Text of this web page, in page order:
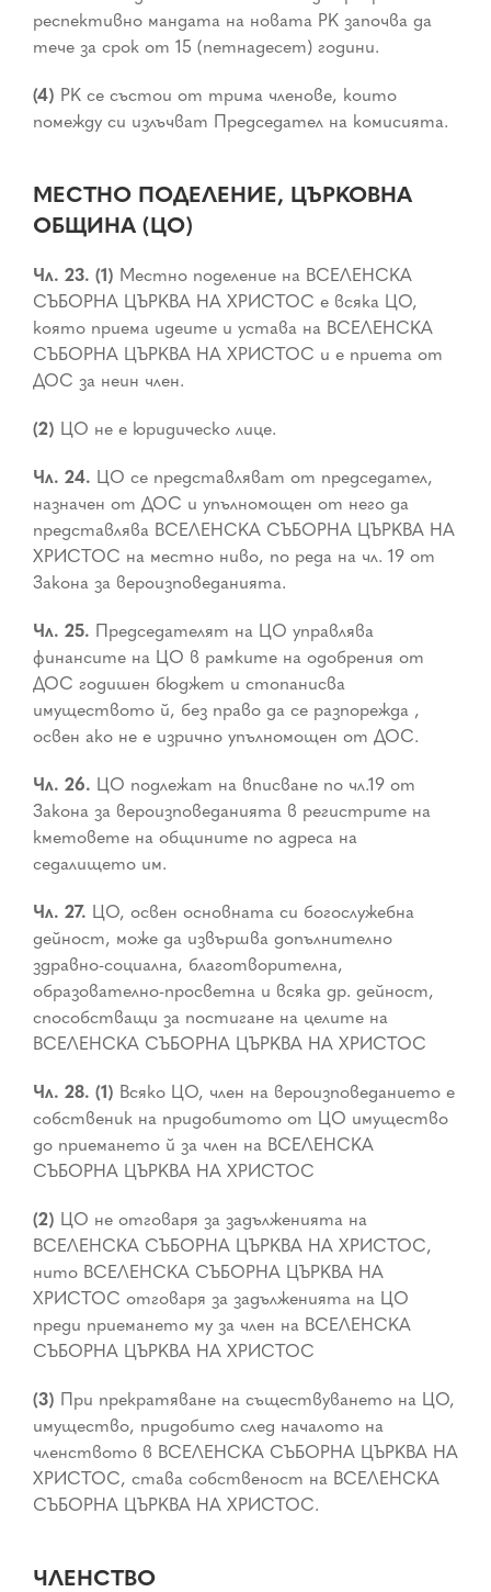
респективно мандата на новата РК започва да
тече за срок от 15 (петнадесет) години.
(4) РК се състои от трима членове, които
помежду си излъчват Председател на комисията.
МЕСТНО ПОДЕЛЕНИЕ, ЦЪРКОВНА
ОБЩИНА (ЦО)
Чл. 23. (1) Местно поделение на ВСЕЛЕНСКА
СЪБОРНА ЦЪРКВА НА ХРИСТОС е всяка ЦО,
която приема идеите и устава на ВСЕЛЕНСКА
СЪБОРНА ЦЪРКВА НА ХРИСТОС и е приета от
ДОС за неин член.
(2) ЦО не е юридическо лице.
Чл. 24. ЦО се представляват от председател,
назначен от ДОС и упълномощен от него да
представлява ВСЕЛЕНСКА СЪБОРНА ЦЪРКВА НА
ХРИСТОС на местно ниво, по реда на чл. 19 от
Закона за вероизповеданията.
Чл. 25. Председателят на ЦО управлява
финансите на ЦО в рамките на одобрения от
ДОС годишен бюджет и стопанисва
имуществото й, без право да се разпорежда ,
освен ако не е изрично упълномощен от ДОС.
Чл. 26. ЦО подлежат на вписване по чл.19 от
Закона за вероизповеданията в регистрите на
кметовете на общините по адреса на
седалището им.
Чл. 27. ЦО, освен основната си богослужебна
дейност, може да извършва допълнително
здравно-социална, благотворителна,
образователно-просветна и всяка др. дейност,
способстващи за постигане на целите на
ВСЕЛЕНСКА СЪБОРНА ЦЪРКВА НА ХРИСТОС
Чл. 28. (1) Всяко ЦО, член на вероизповеданието е
собственик на придобитото от ЦО имущество
до приемането й за член на ВСЕЛЕНСКА
СЪБОРНА ЦЪРКВА НА ХРИСТОС
(2) ЦО не отговаря за задълженията на
ВСЕЛЕНСКА СЪБОРНА ЦЪРКВА НА ХРИСТОС,
нито ВСЕЛЕНСКА СЪБОРНА ЦЪРКВА НА
ХРИСТОС отговаря за задълженията на ЦО
преди приемането му за член на ВСЕЛЕНСКА
СЪБОРНА ЦЪРКВА НА ХРИСТОС
(3) При прекратяване на съществуването на ЦО,
имущество, придобито след началото на
членството в ВСЕЛЕНСКА СЪБОРНА ЦЪРКВА НА
ХРИСТОС, става собственост на ВСЕЛЕНСКА
СЪБОРНА ЦЪРКВА НА ХРИСТОС.
ЧЛЕНСТВО